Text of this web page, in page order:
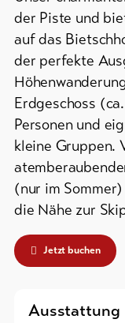
&
Service
Aktuelles
Webcams
Wetter
DE ENFR
/
Zeltplätze
Berghütten
/
Gasthäuser
Weitere
Unterkünfte
Shops
der Piste und
auf das
der perfekte
Erdgeschoss
Personen und
kleine Gruppen.
(nur im
die Nähe zur
Jetzt buchen
Ausstattung